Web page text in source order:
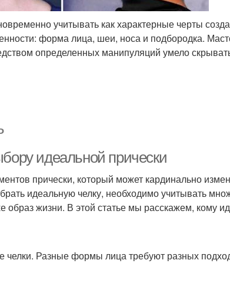
учитывать как характерные черты
форма лица, шеи, носа и подбородка.
определенных манипуляций умело
идеальной прически
прически, который может кардинально
идеальную челку, необходимо учитывать
жизни. В этой статье мы расскажем, кому
челки. Разные формы лица требуют разных